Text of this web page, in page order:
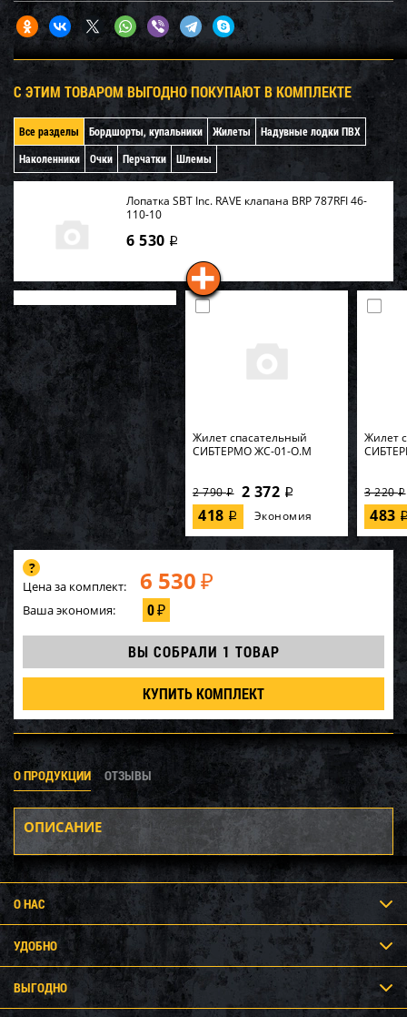
С ЭТИМ ТОВАРОМ ВЫГОДНО ПОКУПАЮТ В КОМПЛЕКТЕ
Все разделы Бордшорты, купальники Жилеты
Надувные лодки ПВХ
Наколенники
Очки Перчатки Шлемы
Лопатка SBT Inc. RAVE клапана BRP 787RFI 46-
110-10
6 530 i
Жилет спасательный
СИБТЕРМО ЖС-01-О.M
2 790i 2 372 i
418 i Экономия
Жилет
3 220i
483
Цена за комплект: 6 530 ₽
Ваша экономия: 0₽
ВЫ СОБРАЛИ 1 ТОВАР
КУПИТЬ КОМПЛЕКТ
О ПРОДУКЦИИ ОТЗЫВЫ
ОПИСАНИЕ
О НАС
УДОБНО
ВЫГОДНО